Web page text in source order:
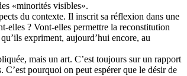
«minorités visibles».
du contexte. Il inscrit sa réflexion dans une
elles ? Vont-elles permettre la reconstitution
expriment, aujourd’hui encore, au
mais un art. C’est toujours sur un rapport
pourquoi on peut espérer que le désir de